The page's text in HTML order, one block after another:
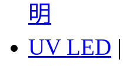
明
UV LED |